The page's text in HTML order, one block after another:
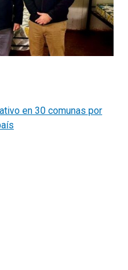
de la presencia de
diaria de los niños.
en 30 comunas por